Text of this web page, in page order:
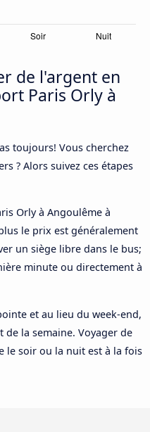
de l'argent en
Paris Orly à
toujours! Vous cherchez
? Alors suivez ces étapes
Orly à Angoulême à
le prix est généralement
un siège libre dans le bus;
minute ou directement à
et au lieu du week-end,
de la semaine. Voyager de
le soir ou la nuit est à la fois